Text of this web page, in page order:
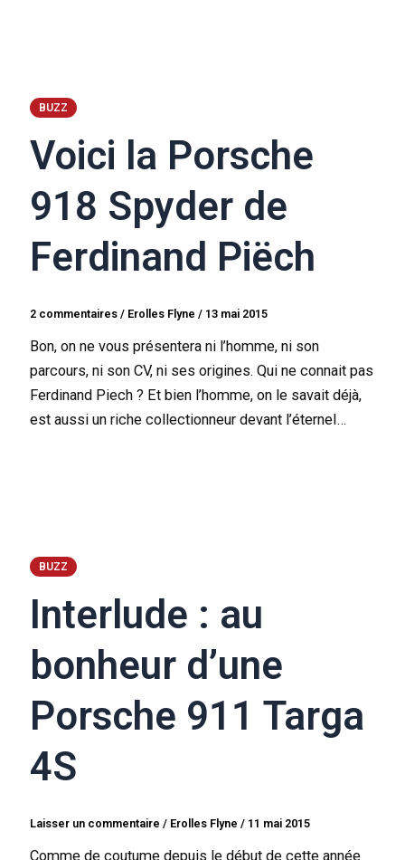
BUZZ
Voici la Porsche
918 Spyder de
Ferdinand Piëch
2 commentaires / Erolles Flyne/ 13 mai 2015
Bon, on ne vous présentera ni l’homme, ni son
parcours, ni son CV, ni ses origines. Qui ne connait pas
Ferdinand Piech ? Et bien l’homme, on le savait déjà,
est aussi un riche collectionneur devant l’éternel…
BUZZ
Interlude : au
bonheur d’une
Porsche 911 Targa
4S
Laisser un commentaire / Erolles Flyne/ 11 mai 2015
Comme de coutume depuis le début de cette année